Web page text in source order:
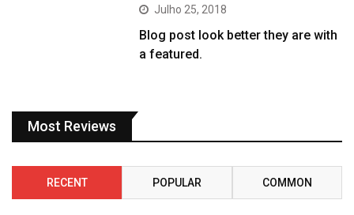
Julho 25, 2018
Blog post look better they are with
a featured.
Most Reviews
RECENT POPULAR COMMON